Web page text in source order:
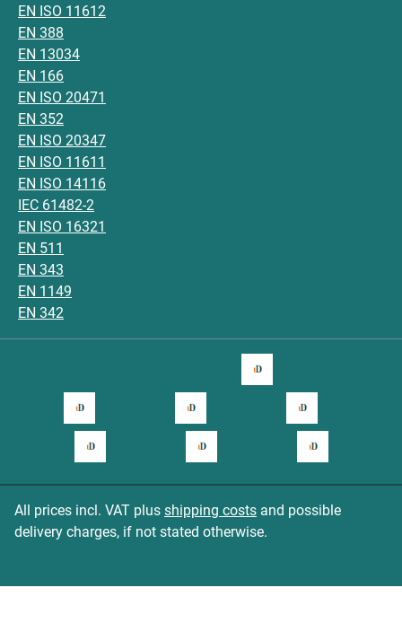
EN ISO 11612
EN 388
EN 13034
EN 166
EN ISO 20471
EN 352
EN ISO 20347
EN ISO 11611
EN ISO 14116
IEC 61482-2
EN ISO 16321
EN 511
EN 343
EN 1149
EN 342
All prices incl. VAT plus shipping costs and possible
delivery charges, if not stated otherwise.